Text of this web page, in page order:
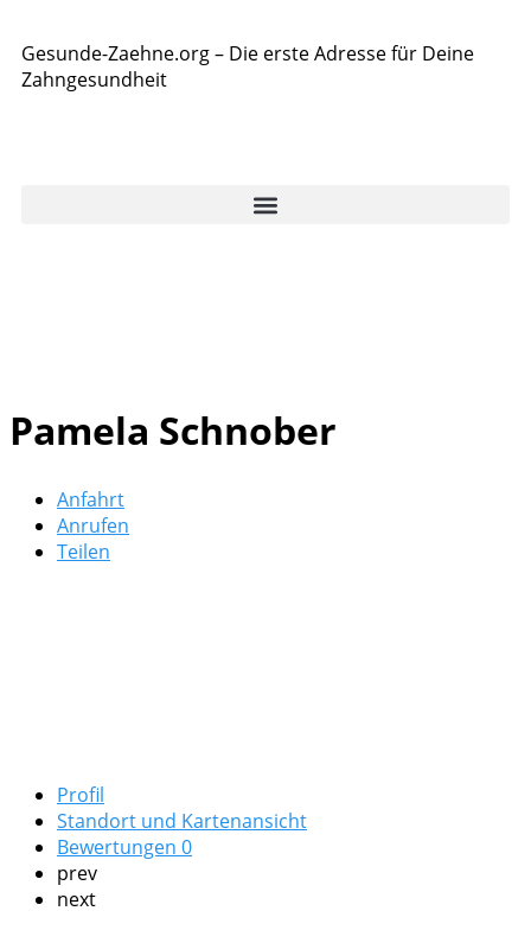
Gesunde-Zaehne.org – Die erste Adresse für Deine
Zahngesundheit
Pamela Schnober
Anfahrt
Anrufen
Teilen
Profil
Standort und Kartenansicht
Bewertungen 0
prev
next